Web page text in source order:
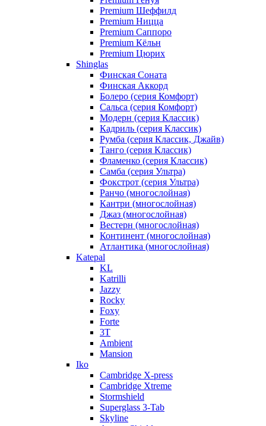
Premium Шеффилд
Premium Ницца
Premium Саппоро
Premium Кёльн
Premium Цюрих
Shinglas
Финская Соната
Финская Аккорд
Болеро (серия Комфорт)
Сальса (серия Комфорт)
Модерн (серия Классик)
Кадриль (серия Классик)
Румба (серия Классик, Джайв)
Танго (серия Классик)
Фламенко (серия Классик)
Самба (серия Ультра)
Фокстрот (серия Ультра)
Ранчо (многослойная)
Кантри (многослойная)
Джаз (многослойная)
Вестерн (многослойная)
Континент (многослойная)
Атлантика (многослойная)
Katepal
KL
Katrilli
Jazzy
Rocky
Foxy
Forte
3T
Ambient
Mansion
Iko
Cambridge X-press
Cambridge Xtreme
Stormshield
Superglass 3-Tab
Skyline